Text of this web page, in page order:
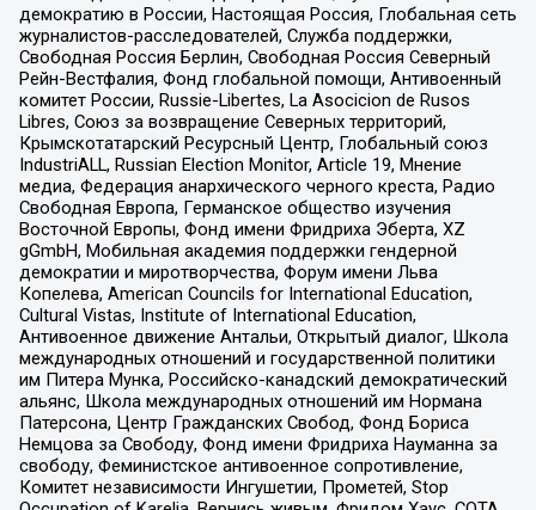
демократию в России, Настоящая Россия, Глобальная сеть
журналистов-расследователей, Служба поддержки,
Свободная Россия Берлин, Свободная Россия Северный
Рейн-Вестфалия, Фонд глобальной помощи, Антивоенный
комитет России, Russie-Libertes, La Asocicion de Rusos
Libres, Союз за возвращение Северных территорий,
Крымскотатарский Ресурсный Центр, Глобальный союз
IndustriALL, Russian Election Monitor, Article 19, Мнение
медиа, Федерация анархического черного креста, Радио
Свободная Европа, Германское общество изучения
Восточной Европы, Фонд имени Фридриха Эберта, XZ
gGmbH, Мобильная академия поддержки гендерной
демократии и миротворчества, Форум имени Льва
Копелева, American Councils for International Education,
Cultural Vistas, Institute of International Education,
Антивоенное движение Антальи, Открытый диалог, Школа
международных отношений и государственной политики
им Питера Мунка, Российско-канадский демократический
альянс, Школа международных отношений им Нормана
Патерсона, Центр Гражданских Свобод, Фонд Бориса
Немцова за Свободу, Фонд имени Фридриха Науманна за
свободу, Феминистское антивоенное сопротивление,
Комитет независимости Ингушетии, Прометей, Stop